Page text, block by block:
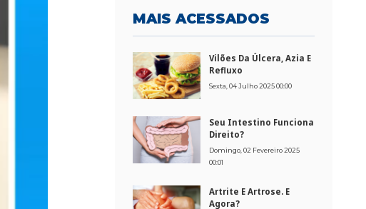
MAISACESSADOS
Vilões Da Úlcera, Azia E
Refluxo
Sexta, 04 Julho 2025 00:00
Seu Intestino Funciona
Direito?
Domingo, 02 Fevereiro 2025
00:01
Artrite E Artrose. E
Agora?